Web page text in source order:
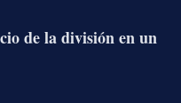
de la división en un